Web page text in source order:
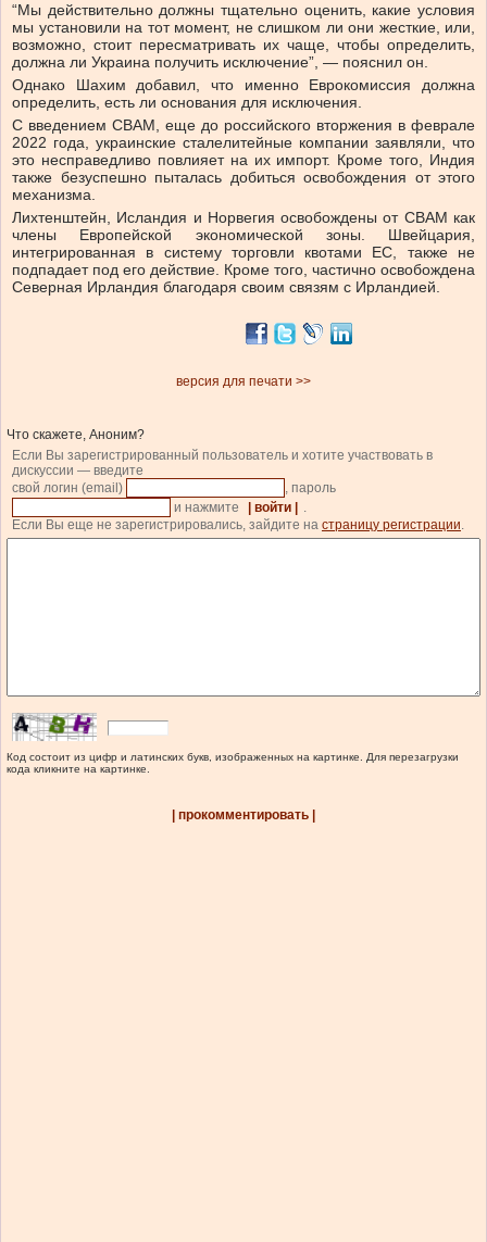
“Мы действительно должны тщательно оценить, какие условия
мы установили на тот момент, не слишком ли они жесткие, или,
возможно, стоит пересматривать их чаще, чтобы определить,
должна ли Украина получить исключение”, — пояснил он.
Однако Шахим добавил, что именно Еврокомиссия должна
определить, есть ли основания для исключения.
С введением CBAM, еще до российского вторжения в феврале
2022 года, украинские сталелитейные компании заявляли, что
это несправедливо повлияет на их импорт. Кроме того, Индия
также безуспешно пыталась добиться освобождения от этого
механизма.
Лихтенштейн, Исландия и Норвегия освобождены от CBAM как
члены Европейской экономической зоны. Швейцария,
интегрированная в систему торговли квотами ЕС, также не
подпадает под его действие. Кроме того, частично освобождена
Северная Ирландия благодаря своим связям с Ирландией.
версия для печати >>
Что скажете, Аноним?
Если Вы зарегистрированный пользователь и хотите участвовать в
дискуссии — введите
свой логин (email)
, пароль
и нажмите
| войти |
.
Если Вы еще не зарегистрировались, зайдите на страницу регистрации.
Код состоит из цифр и латинских букв, изображенных на картинке. Для перезагрузки
кода кликните на картинке.
| прокомментировать |